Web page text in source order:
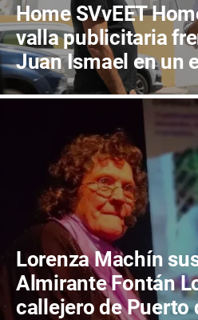
Home SVvEET
valla publicitaria
Juan Ismael en un
reflexión sobre el
Lorenza Machín
Almirante Fontán
callejero de Puerto